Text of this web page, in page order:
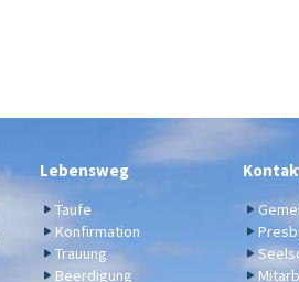
Lebensweg
Taufe
Konfirmation
Trauung
Beerdigung